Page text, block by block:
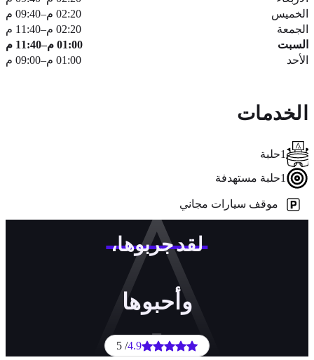
02:20 م –09:40 م
02:20 م –11:40 م
01:00 م –11:40 م
01:00 م –09:00 م
1حلبة
1حلبة مستهدفة
موقف سيارات مجاني
لقد جربوها،
وأحبوها
4.9
/ 5